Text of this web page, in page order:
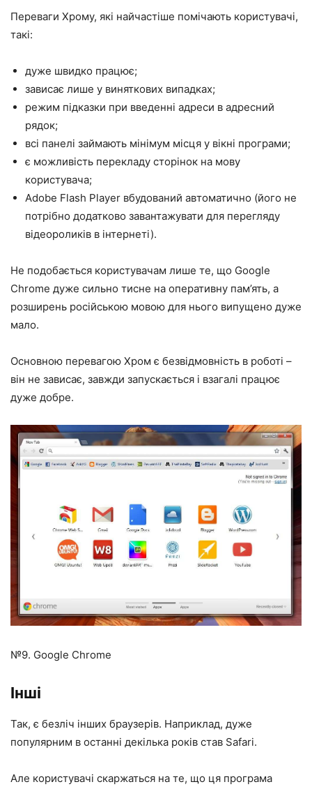
Переваги Хрому, які найчастіше помічають користувачі,
такі:
дуже швидко працює;
зависає лише у виняткових випадках;
режим підказки при введенні адреси в адресний
рядок;
всі панелі займають мінімум місця у вікні програми;
є можливість перекладу сторінок на мову
користувача;
Adobe Flash Player вбудований автоматично (його не
потрібно додатково завантажувати для перегляду
відеороликів в інтернеті).
Не подобається користувачам лише те, що Google
Chrome дуже сильно тисне на оперативну пам’ять, а
розширень російською мовою для нього випущено дуже
мало.
Основною перевагою Хром є безвідмовність в роботі –
він не зависає, завжди запускається і взагалі працює
дуже добре.
№9. Google Chrome
Інші
Так, є безліч інших браузерів. Наприклад, дуже
популярним в останні декілька років став Safari.
Але користувачі скаржаться на те, що ця програма